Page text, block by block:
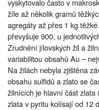
vyskytovalo často v
žíle až několik gramů
agregáty až přes 1 kg
převyšuje 900, u
Zrudnění jílovských žil a
variabilitou obsahů Au –
Na žilách nebyla zjištěna
obsahu sulfidů a zlato se
žilnících je hlavní část
zlata v pyritu kolísají od 12